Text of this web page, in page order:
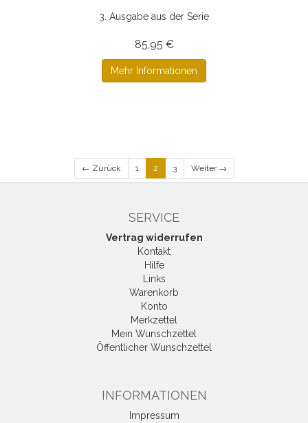
3. Ausgabe aus der Serie
85,95 €
Mehr Informationen
← Zurück 1 2 3 Weiter →
SERVICE
Vertrag widerrufen
Kontakt
Hilfe
Links
Warenkorb
Konto
Merkzettel
Mein Wunschzettel
Öffentlicher Wunschzettel
INFORMATIONEN
Impressum